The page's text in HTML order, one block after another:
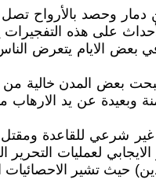
وحصد بالأرواح تصل
على هذه التفجيرات
الا عند مشاهدتها وفي بعض الايام
بعض المدن خالية من
وبعيدة عن يد الارهاب
شرعي للقاعدة ومقتل
لعمليات التحرير
حيث تشير الاحصائيات